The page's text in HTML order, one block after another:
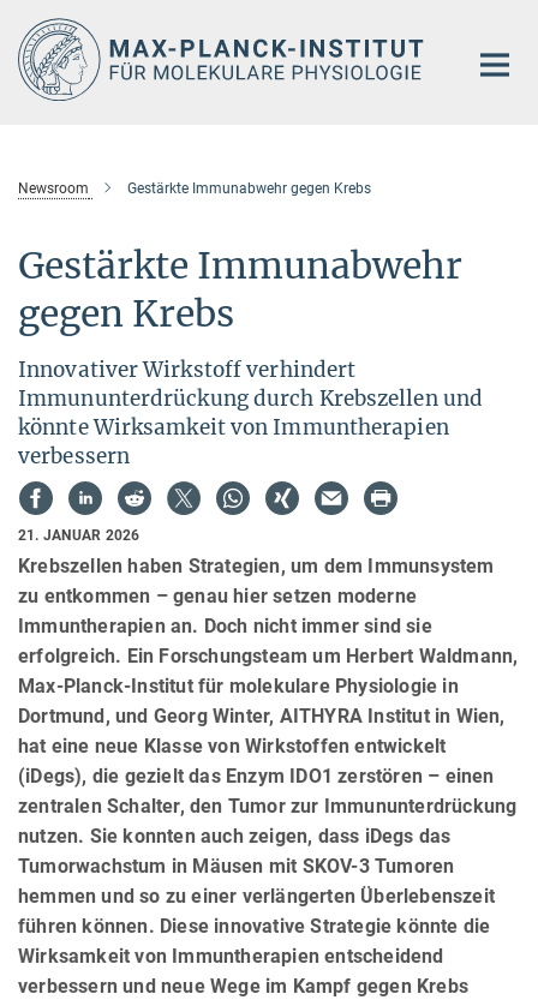
Hauptinhalt
Newsroom Gestärkte Immunabwehr gegen Krebs
Gestärkte Immunabwehr
gegen Krebs
Innovativer Wirkstoff verhindert
Immununterdrückung durch Krebszellen und
könnte Wirksamkeit von Immuntherapien
verbessern
21. JANUAR 2026
Krebszellen haben Strategien, um dem Immunsystem
zu entkommen – genau hier setzen moderne
Immuntherapien an. Doch nicht immer sind sie
erfolgreich. Ein Forschungsteam um Herbert Waldmann,
Max-Planck-Institut für molekulare Physiologie in
Dortmund, und Georg Winter, AITHYRA Institut in Wien,
hat eine neue Klasse von Wirkstoffen entwickelt
(iDegs), die gezielt das Enzym IDO1 zerstören – einen
zentralen Schalter, den Tumor zur Immununterdrückung
nutzen. Sie konnten auch zeigen, dass iDegs das
Tumorwachstum in Mäusen mit SKOV-3 Tumoren
hemmen und so zu einer verlängerten Überlebenszeit
führen können. Diese innovative Strategie könnte die
Wirksamkeit von Immuntherapien entscheidend
verbessern und neue Wege im Kampf gegen Krebs